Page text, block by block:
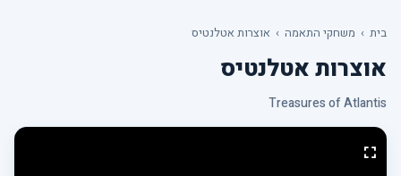
בית › משחקי התאמה › אוצרות אטלנטיס
אוצרות אטלנטיס
Treasures of Atlantis